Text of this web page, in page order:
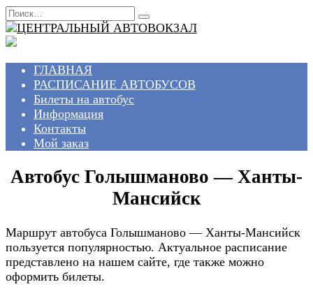
Перейти
к
содержанию
Search
for:
ГЛАВНАЯ
РАСПИСАНИЕ АВТОБУСОВ
Билеты на автобус
Информация
Контакты
Мой заказ
Автобус Голышманово — Ханты-
Мансийск
Маршрут автобуса Голышманово — Ханты-Мансийск
пользуется популярностью. Актуальное расписание
представлено на нашем сайте, где также можно
оформить билеты.